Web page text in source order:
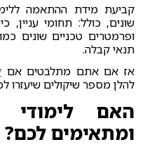
קביעת מידת ההתאמה
שונים, כולל: תחומי עניין,
ופרמטרים טכניים שונים
תנאי קבלה.
אז אם אתם מתלבטים אם
להלן מספר שיקולים
האם לימודי
ומתאימים לכם?